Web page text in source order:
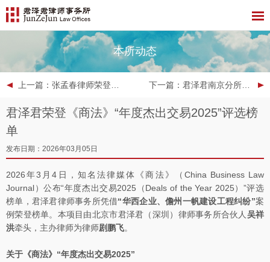
本所动态
上一篇 ：张孟春律师荣登The Legal 500中国精英榜单 下一篇 ：君泽君南京分所成功入选江苏省高级人民法院企业破产案件省级管理人名册
君泽君荣登《商法》“年度杰出交易2025”评选榜
单
发布日期：2026年03月05日
2026年3月4日，知名法律媒体《商法》（China Business Law
Journal）公布“年度杰出交易2025（Deals of the Year 2025）”评选
榜单，君泽君律师事务所凭借“华西企业、儋州一帆建设工程纠纷”案
例荣登榜单。本项目由北京市君泽君（深圳）律师事务所合伙人 吴祥
洪牵头，主办律师为律师剧鹏飞。
关于《商法》“年度杰出交易2025”